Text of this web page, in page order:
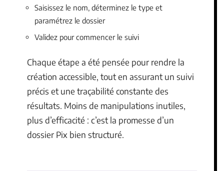
Saisissez le nom, déterminez le type et
paramétrez le dossier
Validez pour commencer le suivi
Chaque étape a été pensée pour rendre la
création accessible, tout en assurant un suivi
précis et une traçabilité constante des
résultats. Moins de manipulations inutiles,
plus d’efficacité : c’est la promesse d’un
dossier Pix bien structuré.